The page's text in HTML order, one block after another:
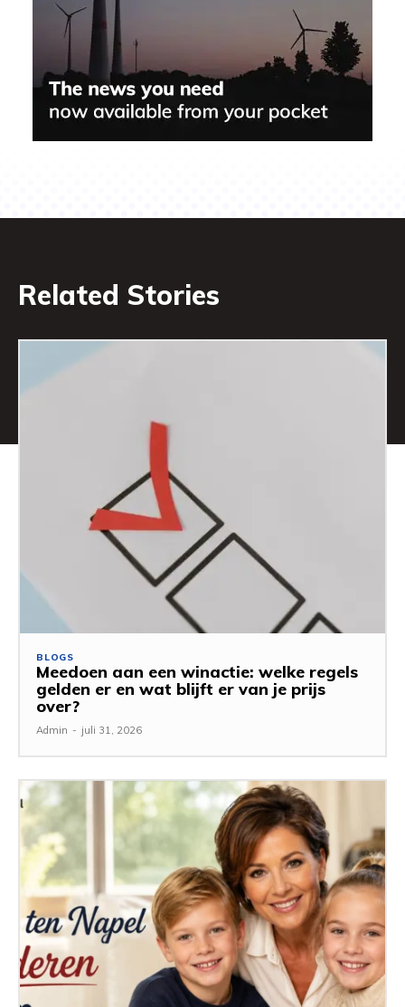
Related Stories
BLOGS
Meedoen aan een winactie: welke regels
gelden er en wat blijft er van je prijs
over?
Admin - juli 31, 2026